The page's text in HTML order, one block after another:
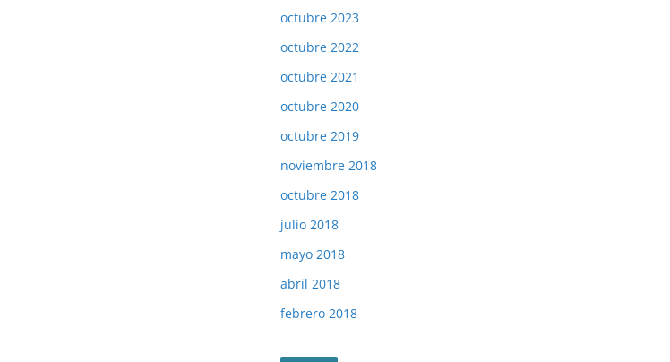
octubre 2023
octubre 2022
octubre 2021
octubre 2020
octubre 2019
noviembre 2018
octubre 2018
julio 2018
mayo 2018
abril 2018
febrero 2018